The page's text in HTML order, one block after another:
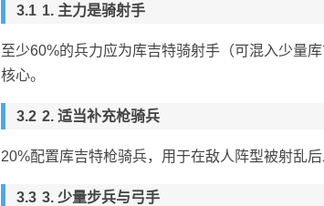
1. 主力是骑射手
至少60%的兵力应为库吉特骑射手（可混入少量
核心。
2. 适当补充枪骑兵
20%配置库吉特枪骑兵，用于在敌人阵型被射乱
3. 少量步兵与弓手